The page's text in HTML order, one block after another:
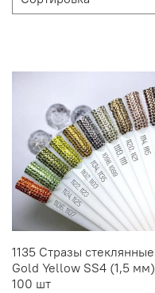
1135 Стразы стеклянные
Gold Yellow SS4 (1,5 мм)
100 шт